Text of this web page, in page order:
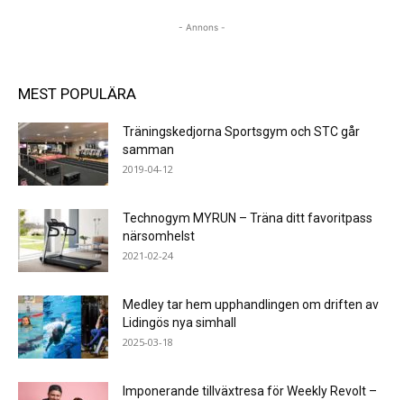
- Annons -
MEST POPULÄRA
Träningskedjorna Sportsgym och STC går
samman
2019-04-12
Technogym MYRUN – Träna ditt favoritpass
närsomhelst
2021-02-24
Medley tar hem upphandlingen om driften av
Lidingös nya simhall
2025-03-18
Imponerande tillväxtresa för Weekly Revolt –